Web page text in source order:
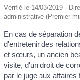
Vérifié le 14/03/2019 -
administrative (Premier
En cas de séparation
d'entretenir des
et sœurs, un ancien
visite, d'un droit de
par le juge aux affaires